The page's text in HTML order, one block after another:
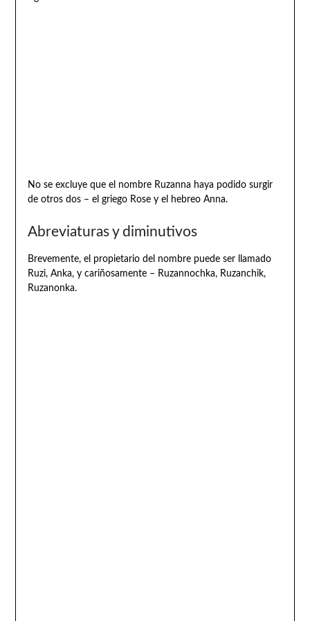
No se excluye que el nombre Ruzanna haya podido surgir
de otros dos – el griego Rose y el hebreo Anna.
Abreviaturas y diminutivos
Brevemente, el propietario del nombre puede ser llamado
Ruzi, Anka, y cariñosamente – Ruzannochka, Ruzanchik,
Ruzanonka.